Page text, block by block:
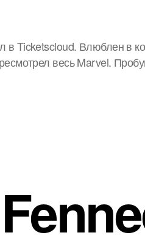
Ticketscloud. Влюблен в
весь Marvel.